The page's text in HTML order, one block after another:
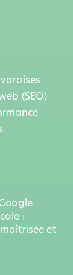
(SEO)
:
et